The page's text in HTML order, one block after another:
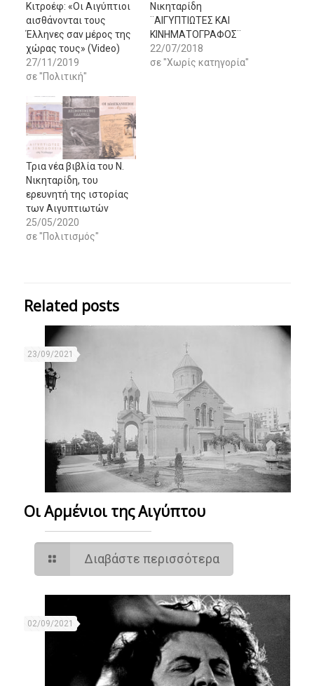
Κιτροέφ: «Οι Αιγύπτιοι
αισθάνονται τους
Έλληνες σαν μέρος της
χώρας τους» (Video)
27/11/2019
σε "Πολιτική"
Νικηταρίδη
¨ΑΙΓΥΠΤΙΩΤΕΣ ΚΑΙ
ΚΙΝΗΜΑΤΟΓΡΑΦΟΣ¨
22/07/2018
σε "Χωρίς κατηγορία"
Τρια νέα βιβλία του Ν.
Νικηταρίδη, του
ερευνητή της ιστορίας
των Αιγυπτιωτών
25/05/2020
σε "Πολιτισμός"
Related posts
23/09/2021
Οι Αρμένιοι της Αιγύπτου
Διαβάστε περισσότερα
02/09/2021